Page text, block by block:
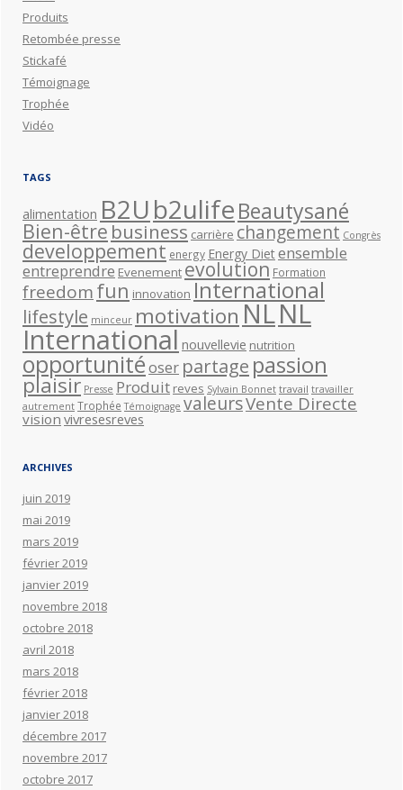
Produits
Retombée presse
Stickafé
Témoignage
Trophée
Vidéo
TAGS
alimentation B2Ub2ulifeBeautysané
Bien-êtrebusiness carrière changement Congrès
developpement energy Energy Dietensemble
entreprendre Evenement evolution Formation
freedomfun innovation International
lifestyle minceur motivationNLNL
International nouvellevie nutrition
opportunitéoser partage passion
plaisir Presse Produit reves Sylvain Bonnet travail travailler
autrement Trophée Témoignage valeursVente Directe
vision vivresesreves
ARCHIVES
juin 2019
mai 2019
mars 2019
février 2019
janvier 2019
novembre 2018
octobre 2018
avril 2018
mars 2018
février 2018
janvier 2018
décembre 2017
novembre 2017
octobre 2017